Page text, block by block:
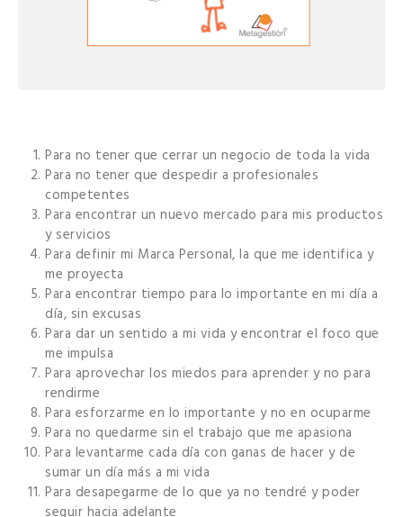
Para no tener que cerrar un negocio de toda la vida
Para no tener que despedir a profesionales
competentes
Para encontrar un nuevo mercado para mis productos
y servicios
Para definir mi Marca Personal, la que me identifica y
me proyecta
Para encontrar tiempo para lo importante en mi día a
día, sin excusas
Para dar un sentido a mi vida y encontrar el foco que
me impulsa
Para aprovechar los miedos para aprender y no para
rendirme
Para esforzarme en lo importante y no en ocuparme
Para no quedarme sin el trabajo que me apasiona
Para levantarme cada día con ganas de hacer y de
sumar un día más a mi vida
Para desapegarme de lo que ya no tendré y poder